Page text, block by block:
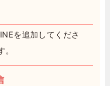
を追加してくださ